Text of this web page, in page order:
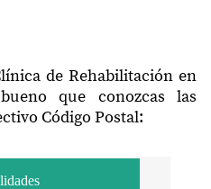
de Rehabilitación en
que conozcas las
Código Postal: